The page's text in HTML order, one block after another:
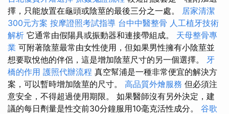
擇，只能放置在龜頭或陰莖的最後三分之一處。 居家清潔
300元方案 按摩證照考試指導 台中中醫整骨 人工植牙技術
解析 它通常由假陽具或振動器和連接帶組成。 天母整骨專
業 可附著陰莖最常由女性使用，但如果男性擁有小陰莖並
想要取悅他的伴侶，這是增加陰莖尺寸的另一個選擇。 牙
橋的作用 護照代辦流程 真空幫浦是一種非常便宜的解決方
案，可以暫時增加陰莖的尺寸。 高品質外燴服務 但必須注
意安全，不得超過使用期限。 如果醫師沒有另外決定，建
議的每日劑量是性交前30分鐘服用10毫克活性成分。 谷歌